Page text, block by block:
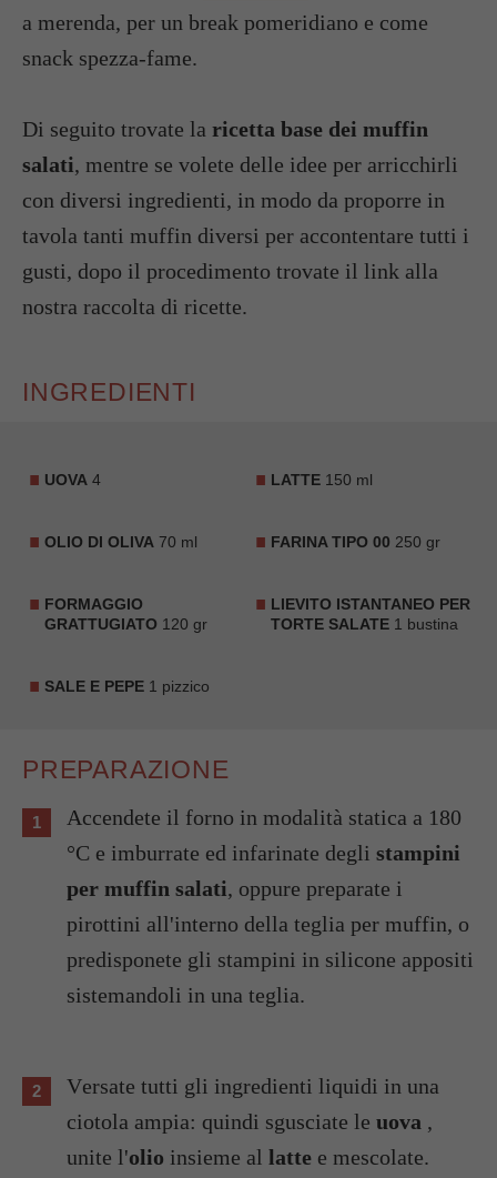
a merenda, per un break pomeridiano e come
snack spezza-fame.
Di seguito trovate la ricetta base dei muffin
salati, mentre se volete delle idee per arricchirli
con diversi ingredienti, in modo da proporre in
tavola tanti muffin diversi per accontentare tutti i
gusti, dopo il procedimento trovate il link alla
nostra raccolta di ricette.
INGREDIENTI
UOVA 4 LATTE 150 ml
OLIO DI OLIVA 70 ml FARINA TIPO 00 250 gr
FORMAGGIO
GRATTUGIATO 120 gr
LIEVITO ISTANTANEO PER
TORTE SALATE 1 bustina
SALE E PEPE 1 pizzico
PREPARAZIONE
Accendete il forno in modalità statica a 180
°C e imburrate ed infarinate degli stampini
per muffin salati, oppure preparate i
pirottini all'interno della teglia per muffin, o
predisponete gli stampini in silicone appositi
sistemandoli in una teglia.
Versate tutti gli ingredienti liquidi in una
ciotola ampia: quindi sgusciate le uova ,
unite l'olio insieme al latte e mescolate.